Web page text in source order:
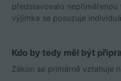
představovalo nepřiměřenou
výjimka se posuzuje
Kdo by tedy měl být
Zákon se primárně vztahuje